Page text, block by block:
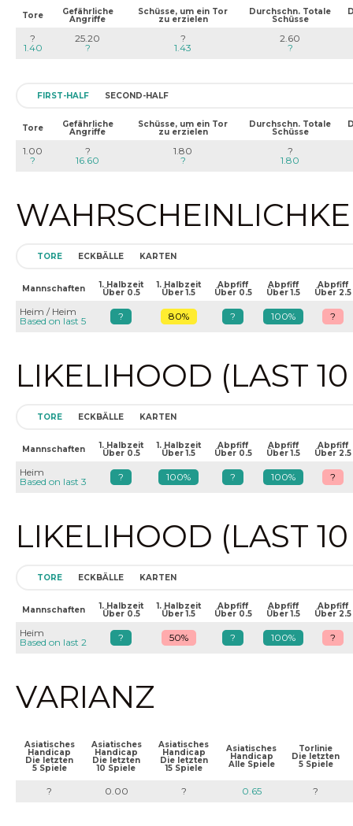
Tore Gefährliche
Angriffe
Schüsse, um ein Tor
zu erzielen
Durchschn. Totale
Schüsse
?
1.40
25.20
?
?
1.43
2.60
?
FIRST-HALF SECOND-HALF
Tore Gefährliche
Angriffe
Schüsse, um ein Tor
zu erzielen
Durchschn. Totale
Schüsse
1.00
?
?
16.60
1.80
?
?
1.80
TORE ECKBÄLLE KARTEN
Mannschaften 1. Halbzeit
Über 0.5
1. Halbzeit
Über 1.5
Abpfiff
Über 0.5
Abpfiff
Über 1.5
Abpfiff
Über 2.5
Heim / Heim
Based on last 5
? 80% ? 100% ?
LIKELIHOOD (LAST
TORE ECKBÄLLE KARTEN
Mannschaften 1. Halbzeit
Über 0.5
1. Halbzeit
Über 1.5
Abpfiff
Über 0.5
Abpfiff
Über 1.5
Abpfiff
Über 2.5
Heim
Based on last 3
? 100% ? 100% ?
LIKELIHOOD (LAST
TORE ECKBÄLLE KARTEN
Mannschaften 1. Halbzeit
Über 0.5
1. Halbzeit
Über 1.5
Abpfiff
Über 0.5
Abpfiff
Über 1.5
Abpfiff
Über 2.5
Heim
Based on last 2
? 50% ? 100% ?
VARIANZ
Asiatisches
Handicap
Die letzten
5 Spiele
Asiatisches
Handicap
Die letzten
10 Spiele
Asiatisches
Handicap
Die letzten
15 Spiele
Asiatisches
Handicap
Alle Spiele
Torlinie
Die letzten
5 Spiele
? 0.00 ? 0.65 ?